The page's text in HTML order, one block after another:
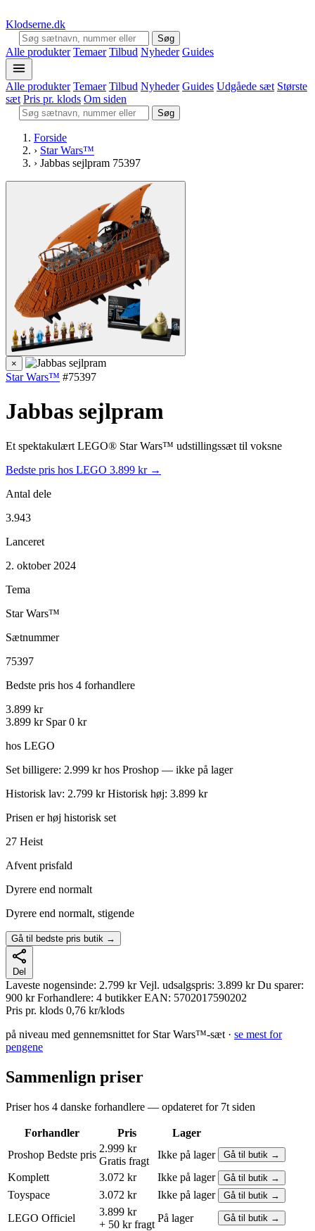
Klodserne.dk
Søg
Alle produkter Temaer Tilbud Nyheder Guides
Alle produkter Temaer Tilbud Nyheder Guides Udgåede sæt Største
sæt Pris pr. klods Om siden
Søg
Forside
› Star Wars™
› Jabbas sejlpram 75397
×
Star Wars™ #75397
Jabbas sejlpram
Et spektakulært LEGO® Star Wars™ udstillingssæt til voksne
Bedste pris hos LEGO 3.899 kr →
Antal dele
3.943
Lanceret
2. oktober 2024
Tema
Star Wars™
Sætnummer
75397
Bedste pris hos 4 forhandlere
3.899 kr
3.899 kr Spar 0 kr
hos LEGO
Set billigere: 2.999 kr hos Proshop — ikke på lager
Historisk lav: 2.799 kr Historisk høj: 3.899 kr
Prisen er høj historisk set
27 Heist
Afvent prisfald
Dyrere end normalt
Dyrere end normalt, stigende
Gå til bedste pris butik →
Del
Laveste nogensinde: 2.799 kr Vejl. udsalgspris: 3.899 kr Du sparer:
900 kr Forhandlere: 4 butikker EAN: 5702017590202
Pris pr. klods 0,76 kr/klods
på niveau med gennemsnittet for Star Wars™-sæt · se mest for
pengene
Sammenlign priser
Priser hos 4 danske forhandlere — opdateret for 7t siden
Forhandler Pris
Lager
Proshop Bedste pris
2.999 kr
Gratis fragt
Ikke på lager Gå til butik →
Komplett 3.072 kr Ikke på lager Gå til butik →
Toyspace 3.072 kr Ikke på lager Gå til butik →
LEGO Officiel
3.899 kr
+ 50 kr fragt
På lager Gå til butik →